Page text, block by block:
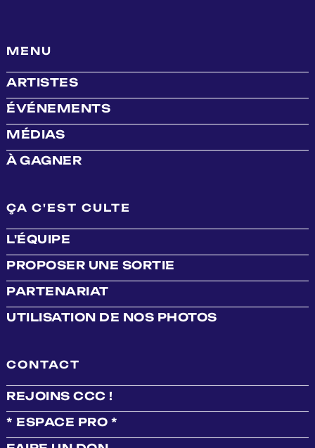
MENU
ARTISTES
ÉVÉNEMENTS
MÉDIAS
À GAGNER
ÇA C'EST CULTE
L'ÉQUIPE
PROPOSER UNE SORTIE
PARTENARIAT
UTILISATION DE NOS PHOTOS
CONTACT
REJOINS CCC !
* ESPACE PRO *